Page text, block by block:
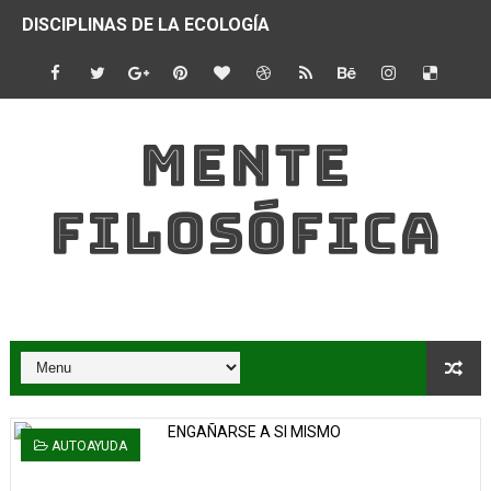
DISCIPLINAS DE LA ECOLOGÍA
OBJETIVOS DE LA ECOLOGÍA
CÓMO FUNCIONA UN ECOSISTEMA
PRODUCCIÓN Y PRODUCTIVIDAD EN UN ECOSISTEMA
¿QUÉ COMPAÑÍAS INTEGRAN LA ALIANZA G5?
LA RIQUEZA MENTAL Y SU CORRELACIÓN CON EL
DIFERENCIAS ENTRE EL PENSAMIENTO ORIENTAL Y
MENTE
FILOSÓFICA
AUTOAYUDA